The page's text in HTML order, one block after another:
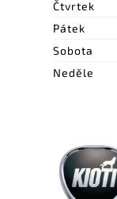
Čtvrtek
Pátek
Sobota
Neděle